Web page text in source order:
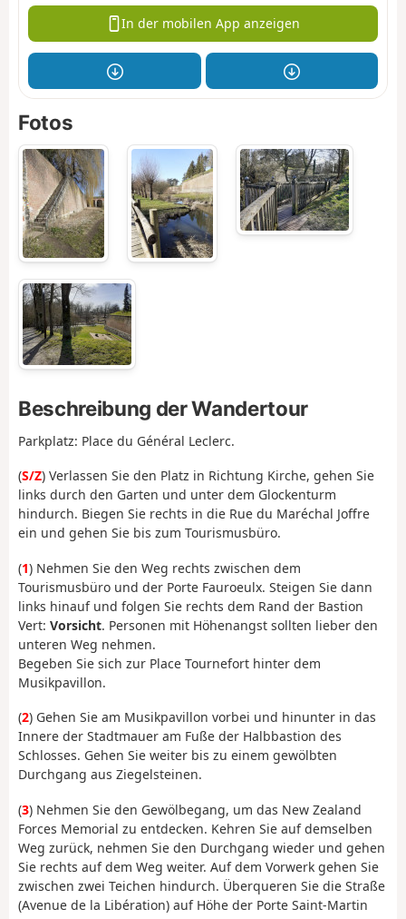
In der mobilen App anzeigen
Fotos
Beschreibung der Wandertour
Parkplatz: Place du Général Leclerc.
(S/Z) Verlassen Sie den Platz in Richtung Kirche, gehen Sie
links durch den Garten und unter dem Glockenturm
hindurch. Biegen Sie rechts in die Rue du Maréchal Joffre
ein und gehen Sie bis zum Tourismusbüro.
(1) Nehmen Sie den Weg rechts zwischen dem
Tourismusbüro und der Porte Fauroeulx. Steigen Sie dann
links hinauf und folgen Sie rechts dem Rand der Bastion
Vert: Vorsicht. Personen mit Höhenangst sollten lieber den
unteren Weg nehmen.
Begeben Sie sich zur Place Tournefort hinter dem
Musikpavillon.
(2) Gehen Sie am Musikpavillon vorbei und hinunter in das
Innere der Stadtmauer am Fuße der Halbbastion des
Schlosses. Gehen Sie weiter bis zu einem gewölbten
Durchgang aus Ziegelsteinen.
(3) Nehmen Sie den Gewölbegang, um das New Zealand
Forces Memorial zu entdecken. Kehren Sie auf demselben
Weg zurück, nehmen Sie den Durchgang wieder und gehen
Sie rechts auf dem Weg weiter. Auf dem Vorwerk gehen Sie
zwischen zwei Teichen hindurch. Überqueren Sie die Straße
(Avenue de la Libération) auf Höhe der Porte Saint-Martin